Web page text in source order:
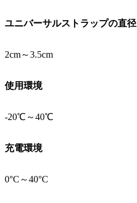
ユニバーサルストラップの直径
2cm～3.5cm
使用環境
-20℃～40℃
充電環境
0°C～40°C